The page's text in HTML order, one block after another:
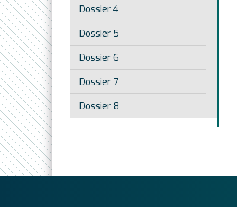
Dossier 4
Dossier 5
Dossier 6
Dossier 7
Dossier 8